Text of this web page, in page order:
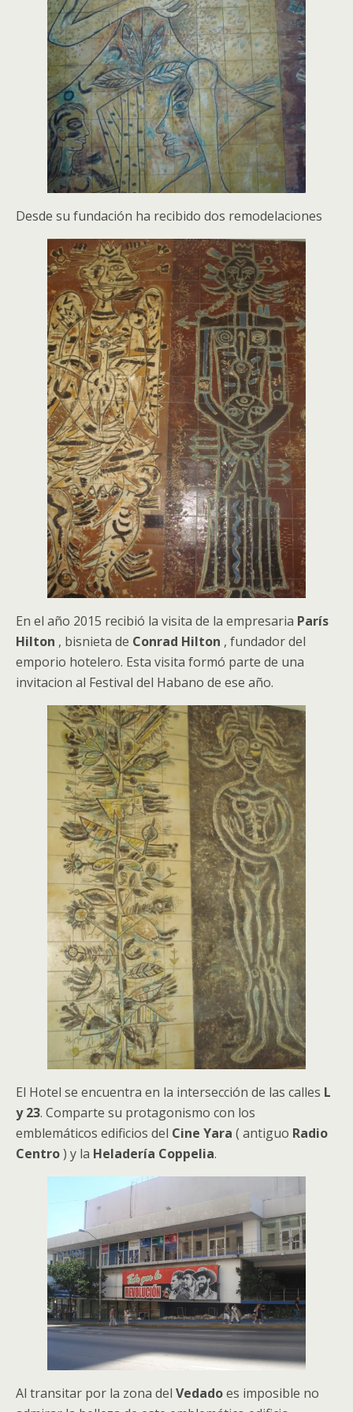
Desde su fundación ha recibido dos remodelaciones
En el año 2015 recibió la visita de la empresaria París
Hilton , bisnieta de Conrad Hilton , fundador del
emporio hotelero. Esta visita formó parte de una
invitacion al Festival del Habano de ese año.
El Hotel se encuentra en la intersección de las calles L
y 23. Comparte su protagonismo con los
emblemáticos edificios del Cine Yara ( antiguo Radio
Centro) y la Heladería Coppelia.
Al transitar por la zona del Vedadoes imposible no